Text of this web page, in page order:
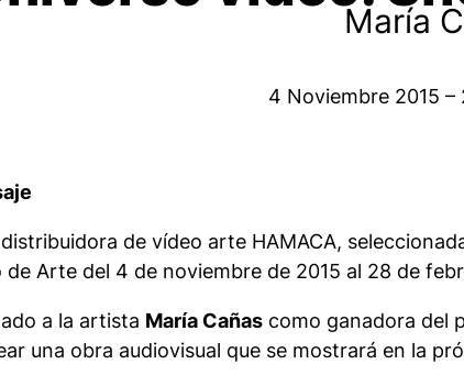
María
4 Noviembre 2015 –
de vídeo arte HAMACA,
Arte del 4 de noviembre de 2015 al 28 de
a la artista María Cañas como ganadora del
una obra audiovisual que se mostrará en la